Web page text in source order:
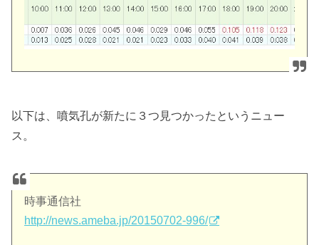
以下は、噴気孔が新たに３つ見つかったというニュー
ス。
時事通信社
http://news.ameba.jp/20150702-996/